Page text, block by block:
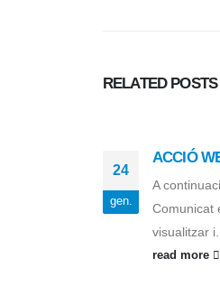
RELATED POSTS
24
gen.
ACCIÓ
A
Comunicat
visualitzar i...
read more